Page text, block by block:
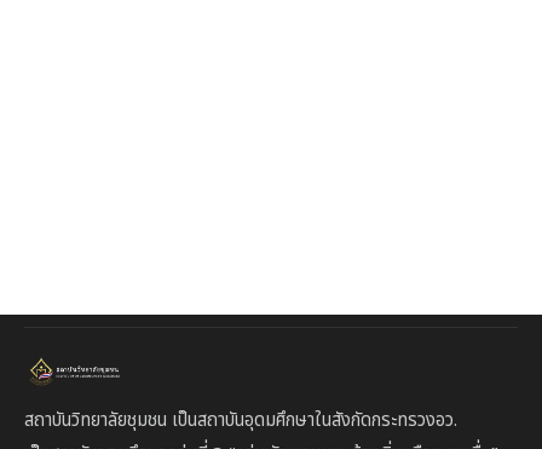
สถาบันวิทยาลัยชุมชน เป็นสถาบันอุดมศึกษาในสังกัดกระทรวงอว.